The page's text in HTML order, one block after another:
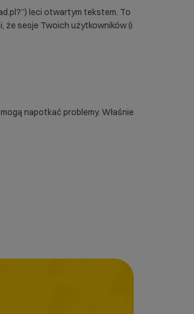
leci otwartym tekstem. To
że sesje Twoich użytkowników (i
napotkać problemy. Właśnie